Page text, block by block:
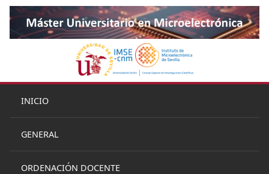
INICIO
GENERAL
ORDENACIÓN DOCENTE